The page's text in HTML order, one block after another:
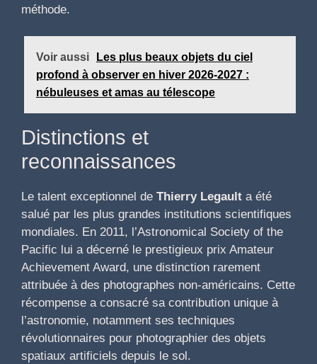
méthode.
Voir aussi
Les plus beaux objets du ciel
profond à observer en hiver 2026-2027 :
nébuleuses et amas au télescope
Distinctions et
reconnaissances
Le talent exceptionnel de Thierry Legault a été
salué par les plus grandes institutions scientifiques
mondiales. En 2011, l’Astronomical Society of the
Pacific lui a décerné le prestigieux prix Amateur
Achievement Award, une distinction rarement
attribuée à des photographes non-américains. Cette
récompense a consacré sa contribution unique à
l’astronomie, notamment ses techniques
révolutionnaires pour photographier des objets
spatiaux artificiels depuis le sol.